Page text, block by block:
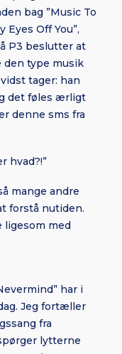
bag ”Music To
Eyes Off You”,
P3 beslutter at
den type musik
tager: han
det føles ærligt
denne sms fra
hvad?!”
mange andre
forstå nutiden.
ligesom med
har i
Jeg fortæller
fra
lytterne